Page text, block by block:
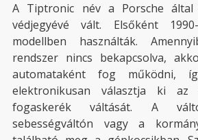
A Tiptronic név a Porsche által
védjegyévé vált. Elsőként
modellben használták.
rendszer nincs bekapcsolva,
automataként fog működni,
elektronikusan választja ki az
fogaskerék váltását. A
sebességváltón vagy a